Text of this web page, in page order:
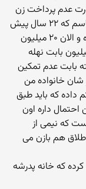
عدم پرداخت زن
می تونه از زن شکایت کنه من یه خانم رو می شناسم که ۲۲ سال پیش
ازدواج کرده و مهریه اش حدود ۲۰۰۰۰۰ تومن بوده و الان ۲۰ میلیون
و ۲۰ میلیون بابت اجرت المثل و ۲ میلیون بابت نهله
بابت عدم تمکین
شان خانواده من
داده که باید طبق
احتمال داره اون
که نیمی از
هم بازن می
که خانه پدرشه